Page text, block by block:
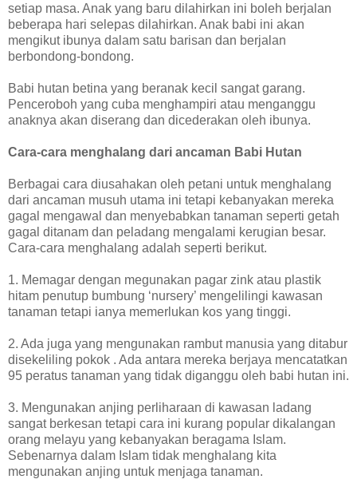
setiap masa. Anak yang baru dilahirkan ini boleh berjalan
beberapa hari selepas dilahirkan. Anak babi ini akan
mengikut ibunya dalam satu barisan dan berjalan
berbondong-bondong.
Babi hutan betina yang beranak kecil sangat garang.
Penceroboh yang cuba menghampiri atau menganggu
anaknya akan diserang dan dicederakan oleh ibunya.
Cara-cara menghalang dari ancaman Babi Hutan
Berbagai cara diusahakan oleh petani untuk menghalang
dari ancaman musuh utama ini tetapi kebanyakan mereka
gagal mengawal dan menyebabkan tanaman seperti getah
gagal ditanam dan peladang mengalami kerugian besar.
Cara-cara menghalang adalah seperti berikut.
1. Memagar dengan megunakan pagar zink atau plastik
hitam penutup bumbung ‘nursery’ mengelilingi kawasan
tanaman tetapi ianya memerlukan kos yang tinggi.
2. Ada juga yang mengunakan rambut manusia yang ditabur
disekeliling pokok . Ada antara mereka berjaya mencatatkan
95 peratus tanaman yang tidak diganggu oleh babi hutan ini.
3. Mengunakan anjing perliharaan di kawasan ladang
sangat berkesan tetapi cara ini kurang popular dikalangan
orang melayu yang kebanyakan beragama Islam.
Sebenarnya dalam Islam tidak menghalang kita
mengunakan anjing untuk menjaga tanaman.